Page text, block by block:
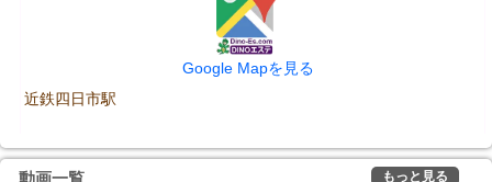
Google Mapを見る
近鉄四日市駅
動画一覧 もっと見る